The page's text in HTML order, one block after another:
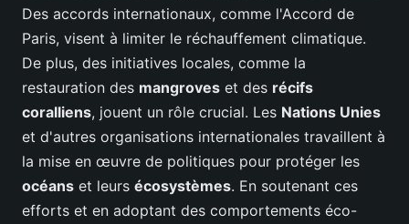
Des accords internationaux, comme l'Accord de
Paris, visent à limiter le réchauffement climatique.
De plus, des initiatives locales, comme la
restauration des mangroves et des récifs
coralliens, jouent un rôle crucial. Les Nations Unies
et d'autres organisations internationales travaillent à
la mise en œuvre de politiques pour protéger les
océans et leurs écosystèmes. En soutenant ces
efforts et en adoptant des comportements éco-